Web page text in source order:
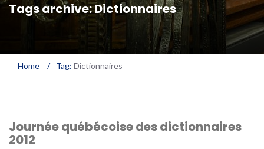
Tags archive: Dictionnaires
Home / Tag: Dictionnaires
Journée québécoise des dictionnaires
2012